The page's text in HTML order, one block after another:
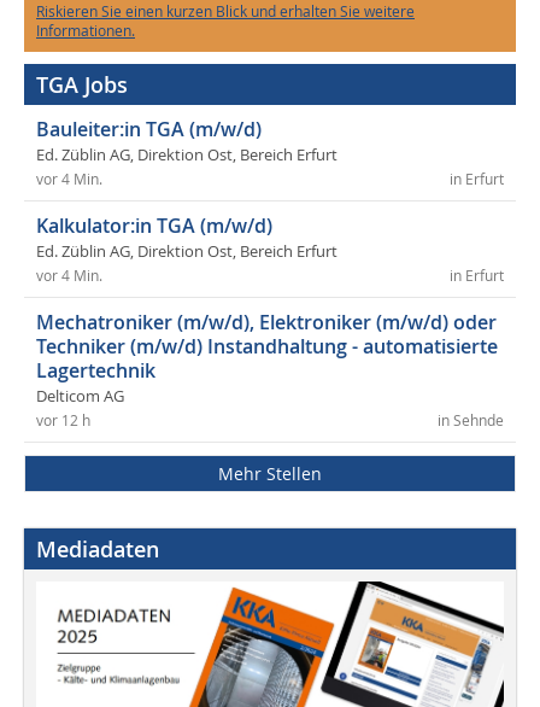
Riskieren Sie einen kurzen Blick und erhalten Sie weitere
Informationen.
TGA Jobs
Bauleiter:in TGA (m/w/d)
Ed. Züblin AG, Direktion Ost, Bereich Erfurt
in Erfurt
vor 4 Min.
Kalkulator:in TGA (m/w/d)
Ed. Züblin AG, Direktion Ost, Bereich Erfurt
in Erfurt
vor 4 Min.
Mechatroniker (m/w/d), Elektroniker (m/w/d) oder
Techniker (m/w/d) Instandhaltung - automatisierte
Lagertechnik
Delticom AG
in Sehnde
vor 12 h
Mehr Stellen
Mediadaten